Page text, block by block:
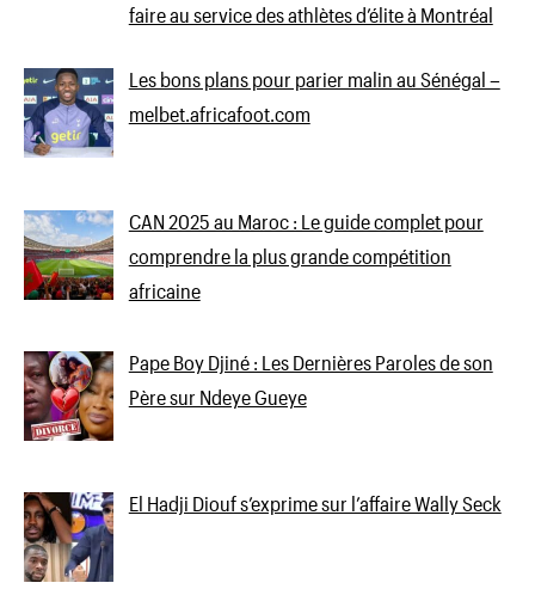
faire au service des athlètes d’élite à Montréal
Les bons plans pour parier malin au Sénégal –
melbet.africafoot.com
CAN 2025 au Maroc : Le guide complet pour
comprendre la plus grande compétition
africaine
Pape Boy Djiné : Les Dernières Paroles de son
Père sur Ndeye Gueye
El Hadji Diouf s’exprime sur l’affaire Wally Seck